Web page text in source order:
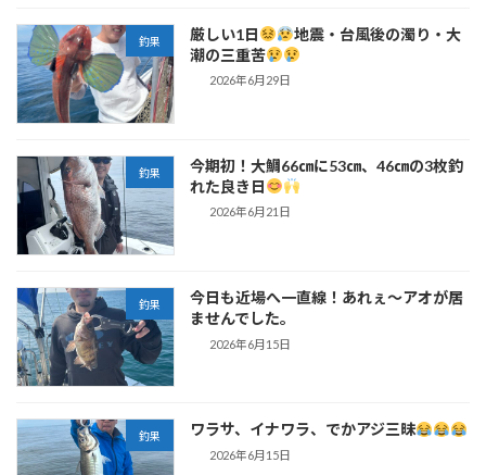
釣果 厳しい1日
地震・台風後の濁り・大
潮の三重苦
2026年6月29日
釣果
今期初！大鯛66㎝に53㎝、46㎝の3枚釣
れた良き日
2026年6月21日
釣果
今日も近場へ一直線！あれぇ～アオが居
ませんでした。
2026年6月15日
釣果 ワラサ、イナワラ、でかアジ三昧
2026年6月15日